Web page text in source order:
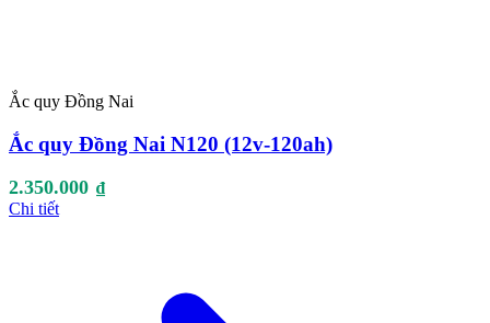
Ắc quy Đồng Nai
Ắc quy Đồng Nai N120 (12v-120ah)
2.350.000 ₫
Chi tiết